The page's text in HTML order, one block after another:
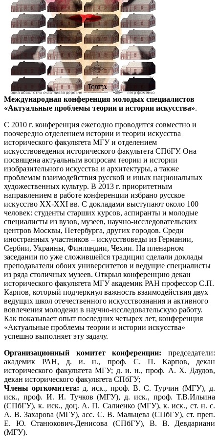
Международная конференция молодых специалистов
«Актуальные проблемы теории и истории искусства».
С 2010 г. конференция ежегодно проводится совместно и
поочередно отделением истории и теории искусства
исторического факультета МГУ и отделением
искусствоведения исторического факультета СПбГУ. Она
посвящена актуальным вопросам теории и истории
изобразительного искусства и архитектуры, а также
проблемам взаимодействия русской и иных национальных
художественных культур. В 2013 г. приоритетным
направлением в работе конференции избрано русское
искусство XX-XXI вв. С докладами выступают около 100
человек: студенты старших курсов, аспиранты и молодые
специалисты из вузов, музеев, научно-исследовательских
центров Москвы, Петербурга, других городов. Среди
иностранных участников – искусствоведы из Германии,
Сербии, Украины, Финляндии, Чехии. На пленарном
заседании по уже сложившейся традиции сделали доклады
преподаватели обоих университетов и ведущие специалисты
из ряда столичных музеев. Открыл конференцию декан
исторического факультета МГУ академик РАН профессор С.П.
Карпов, который подчеркнул важность взаимодействия двух
ведущих школ отечественного искусствознания и активного
вовлечения молодежи в научно-исследовательскую работу.
Как показывает опыт последних четырех лет, конференция
«Актуальные проблемы теории и истории искусства»
успешно выполняет эту задачу.
Организационный комитет конференции: председатели:
академик РАН, д. и. н., проф. С. П. Карпов, декан
исторического факультета МГУ; д. и. н., проф. А. Х. Даудов,
декан исторического факультета СПбГУ;
Члены оргкомитета: д. иск., проф. В. С. Турчин (МГУ), д.
иск., проф. И. И. Тучков (МГУ), д. иск., проф. Т.В.Ильина
(СПбГУ), к. иск., доц. А. П. Салиенко (МГУ), к. иск., ст. н. с.
А. В. Захарова (МГУ), асс. С. В. Мальцева (СПбГУ), ст. преп.
Е. Ю. Станюкович-Денисова (СПбГУ), В. В. Девдариани
(МГУ).